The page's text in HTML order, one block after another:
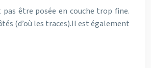
être posée en couche trop fine.
(d’où les traces).Il est également